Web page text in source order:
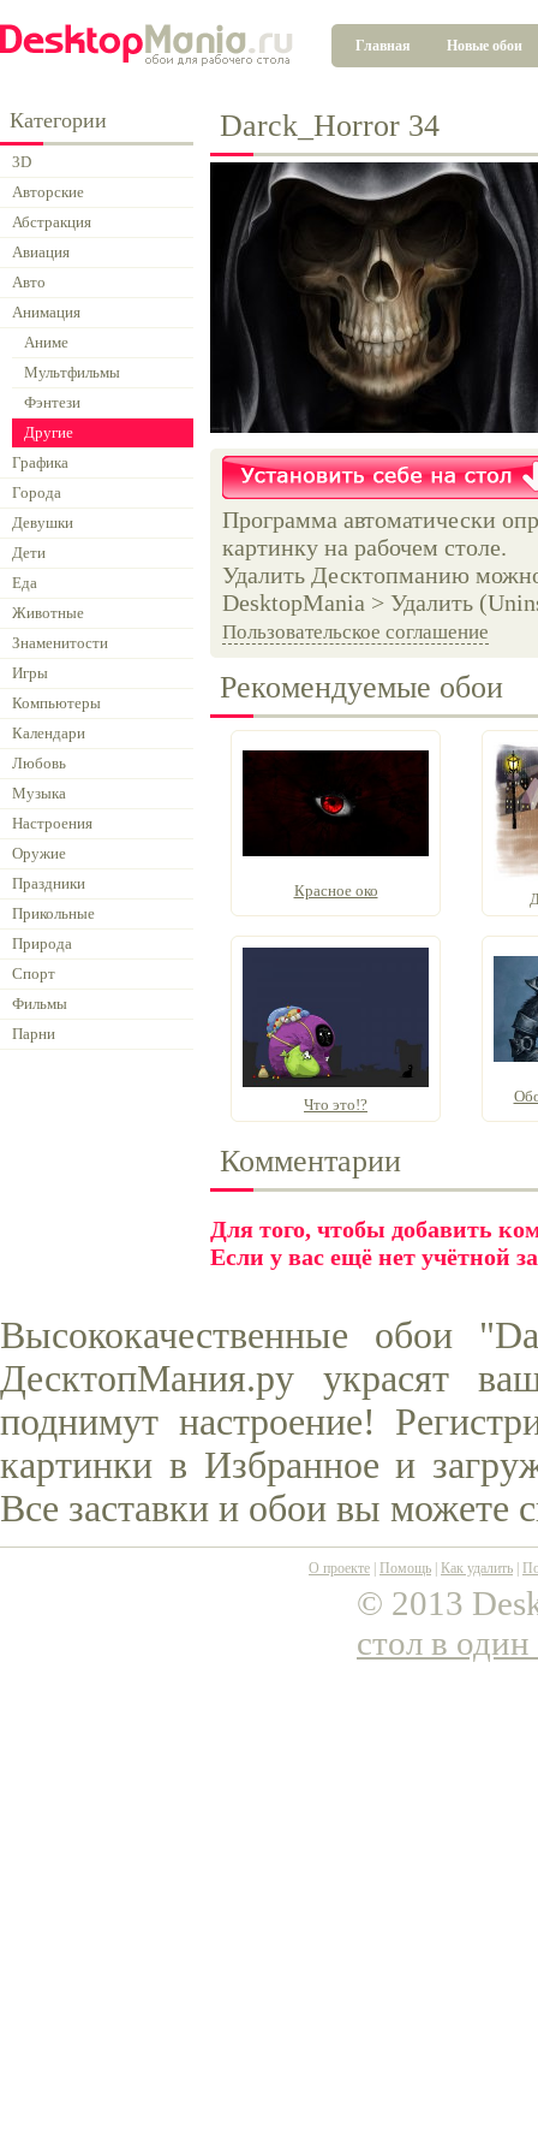
Главная Новые обои
Категории
3D
Авторские
Абстракция
Авиация
Авто
Анимация
Аниме
Мультфильмы
Фэнтези
Другие
Графика
Города
Девушки
Дети
Еда
Животные
Знаменитости
Игры
Компьютеры
Календари
Любовь
Музыка
Настроения
Оружие
Праздники
Прикольные
Природа
Спорт
Фильмы
Парни
Darck_Horror 34
Программа автоматически
картинку на рабочем столе.
Удалить Десктопманию
DesktopMania > Удалить
Пользовательское соглашение
Рекомендуемые обои
Красное око
Что это!?
Комментарии
Для того, чтобы добавить
Если у вас ещё нет учётной
Высококачественные обои
ДесктопМания.ру украсят
поднимут настроение!
картинки в Избранное и
Все заставки и обои вы можете
О проекте Помощь Как удалить
© 2013
стол в